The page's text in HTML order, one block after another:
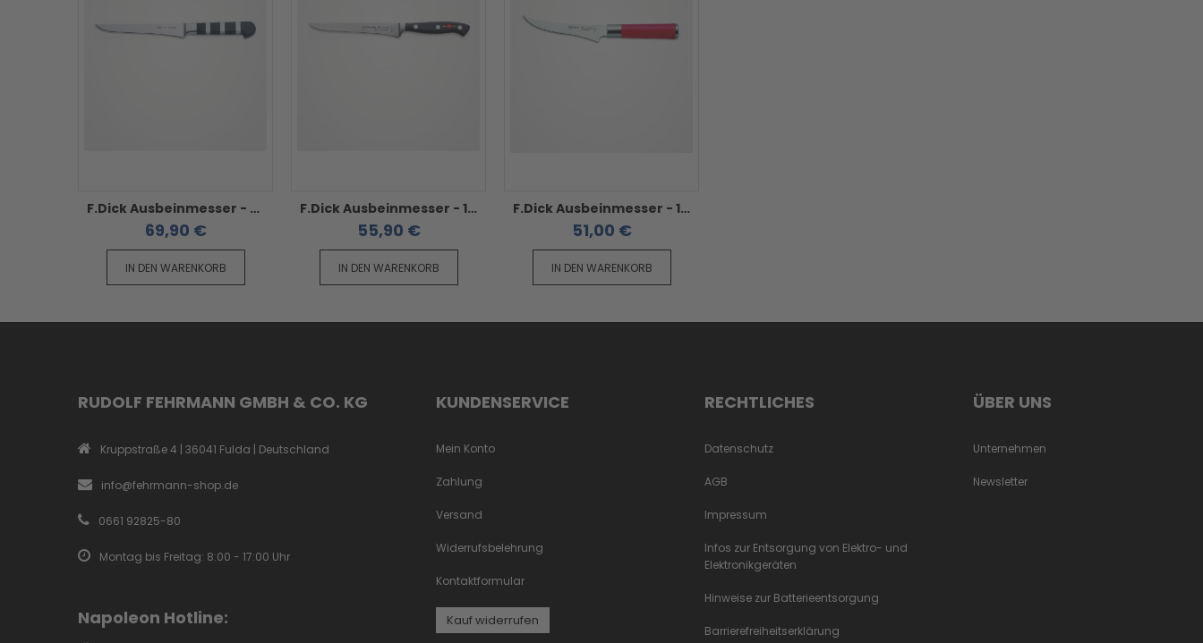
F.Dick Ausbeinmesser - 5 cm Serie 1905
69,90 €
IN DEN WARENKORB
F.Dick Ausbeinmesser - 15cm Premier Plus flexibel
55,90 €
IN DEN WARENKORB
F.Dick Ausbeinmesser - 15 cm Red Spirit flexibel
51,00 €
IN DEN WARENKORB
RUDOLF FEHRMANN GMBH & CO. KG
Kruppstraße 4 | 36041 Fulda | Deutschland
info@fehrmann-shop.de
0661 92825-80
Montag bis Freitag: 8:00 - 17:00 Uhr
Napoleon Hotline:
KUNDENSERVICE
Mein Konto
Zahlung
Versand
Widerrufsbelehrung
Kontaktformular
Kauf widerrufen
RECHTLICHES
Datenschutz
AGB
Impressum
Infos zur Entsorgung von Elektro- und
Elektronikgeräten
Hinweise zur Batterieentsorgung
Barrierefreiheitserklärung
ÜBER UNS
Unternehmen
Newsletter